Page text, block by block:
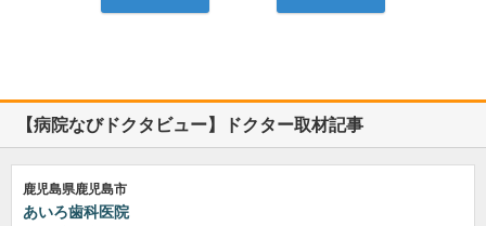
【病院なびドクタビュー】ドクター取材記事
鹿児島県鹿児島市
あいろ歯科医院